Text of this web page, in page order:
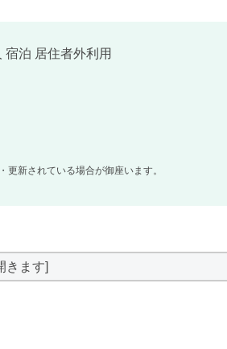
宿泊 居住者外利用
更新されている場合が御座います。
きます]